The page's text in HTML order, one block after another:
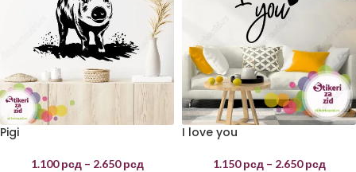
Pigi
1.100рсд – 2.650рсд
I love you
1.150рсд – 2.650рсд